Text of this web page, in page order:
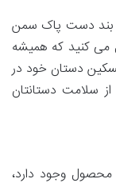
بند دست پاک سمن
می کنید که همیشه
دستان خود در
از سلامت دستانتان
محصول وجود دارد،